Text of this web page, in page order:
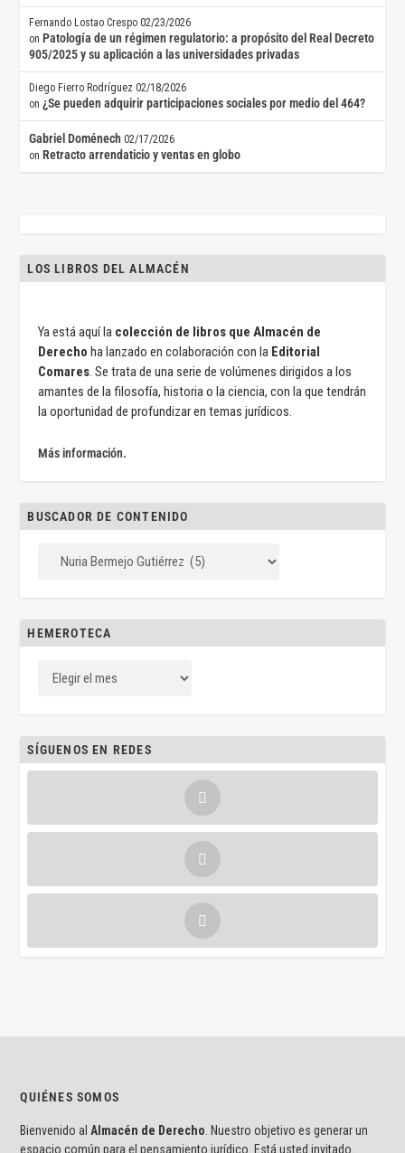
Fernando Lostao Crespo 02/23/2026
on Patología de un régimen regulatorio: a propósito del Real Decreto
905/2025 y su aplicación a las universidades privadas
Diego Fierro Rodríguez 02/18/2026
on¿Se pueden adquirir participaciones sociales por medio del 464?
Gabriel Doménech 02/17/2026
on Retracto arrendaticio y ventas en globo
LOS LIBROS DEL ALMACÉN
Ya está aquí la colección de libros que Almacén de
Derecho ha lanzado en colaboración con la Editorial
Comares. Se trata de una serie de volúmenes dirigidos a los
amantes de la filosofía, historia o la ciencia, con la que tendrán
la oportunidad de profundizar en temas jurídicos.
Más información.
BUSCADOR DE CONTENIDO
HEMEROTECA
SÍGUENOS EN REDES
QUIÉNES SOMOS
Bienvenido al Almacén de Derecho . Nuestro objetivo es generar un
espacio común para el pensamiento jurídico. Está usted invitado.